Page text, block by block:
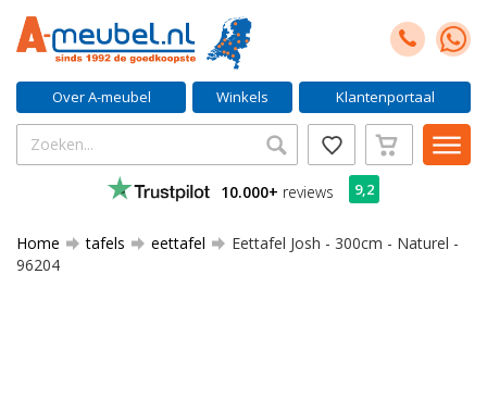
Over A-meubel Winkels Klantenportaal
10.000+ reviews 9,2
Home tafels eettafel
Eettafel Josh - 300cm - Naturel -
96204